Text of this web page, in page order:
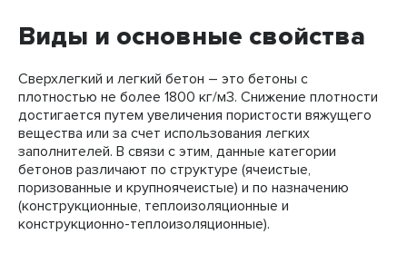
Виды и основные свойства
Сверхлегкий и легкий бетон – это бетоны с
плотностью не более 1800 кг/м3. Снижение плотности
достигается путем увеличения пористости вяжущего
вещества или за счет использования легких
заполнителей. В связи с этим, данные категории
бетонов различают по структуре (ячеистые,
поризованные и крупноячеистые) и по назначению
(конструкционные, теплоизоляционные и
конструкционно-теплоизоляционные).